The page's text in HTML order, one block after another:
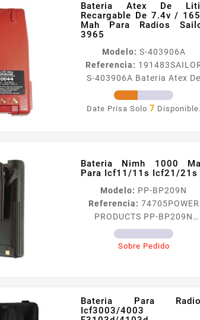
Bateria Atex De
Recargable De 7.4v /
Mah Para Radios
3965
Modelo: S-403906A
Referencia: 191483
S-403906A Bateria Atex De
Litio Recargable De 7.4v /
1650 Mah Para Radios Sailor
SP3965 de Sailor
Date Prisa Solo 7 Disponible.
Bateria Nimh 1000
Para Icf11/11s Icf21/21s
Modelo: PP-BP209N
Referencia: 74705POWER
PRODUCTS PP-BP209N
Bateria Nimh 1000 Mah Para
Icf11/11s Icf21/21s Batería
rigurosos controles de
calidad Pista flexible
Sobre Pedido
Bateria Para
Icf3003/4003